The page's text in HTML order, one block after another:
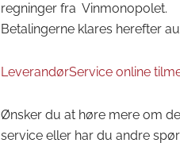
regninger fra Vinmonopolet.
Betalingerne klares herefter
LeverandørService online
Ønsker du at høre mere om
service eller har du andre